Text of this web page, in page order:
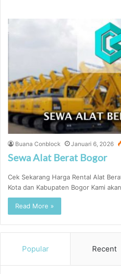
Buana Conblock Januari 6, 2026
Sewa Alat Berat Bogor
Cek Sekarang Harga Rental Alat
Kota dan Kabupaten Bogor Kami
Read More »
Popular Recent